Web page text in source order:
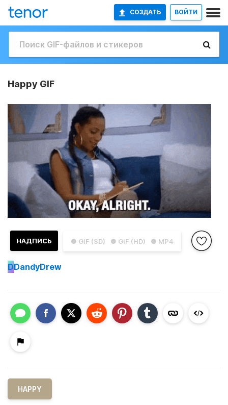
СОЗДАТЬ ВОЙТИ
Happy GIF
● GIF (SD) ● GIF (HD) ● MP4
НАДПИСЬ
DDandyDrew
HAPPY